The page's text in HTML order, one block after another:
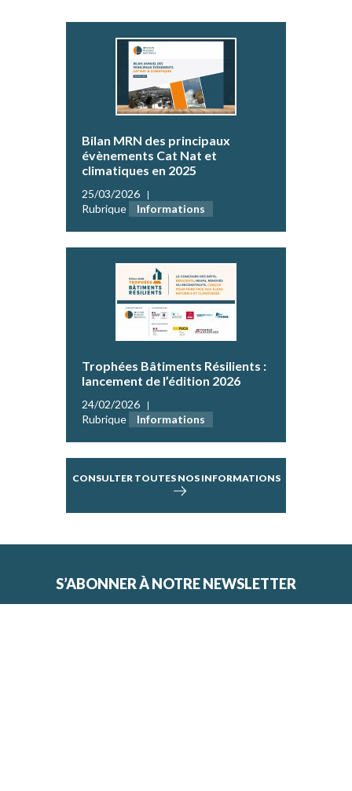
Bilan MRN des principaux
évènements Cat Nat et
climatiques en 2025
25/03/2026
Rubrique
Informations
Trophées Bâtiments Résilients :
lancement de l’édition 2026
24/02/2026
Rubrique
Informations
CONSULTER TOUTES NOS INFORMATIONS
S’ABONNER À NOTRE NEWSLETTER